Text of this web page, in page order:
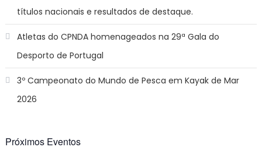
títulos nacionais e resultados de destaque.
Atletas do CPNDA homenageados na 29ª Gala do
Desporto de Portugal
3º Campeonato do Mundo de Pesca em Kayak de Mar
2026
Próximos Eventos